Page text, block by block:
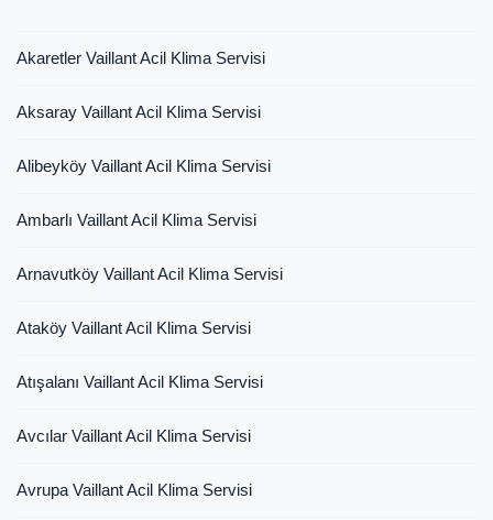
Akaretler Vaillant Acil Klima Servisi
Aksaray Vaillant Acil Klima Servisi
Alibeyköy Vaillant Acil Klima Servisi
Ambarlı Vaillant Acil Klima Servisi
Arnavutköy Vaillant Acil Klima Servisi
Ataköy Vaillant Acil Klima Servisi
Atışalanı Vaillant Acil Klima Servisi
Avcılar Vaillant Acil Klima Servisi
Avrupa Vaillant Acil Klima Servisi